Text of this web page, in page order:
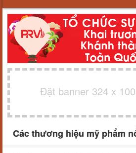
Đặt banner 324 x 100
Các thương hiệu mỹ phẩm